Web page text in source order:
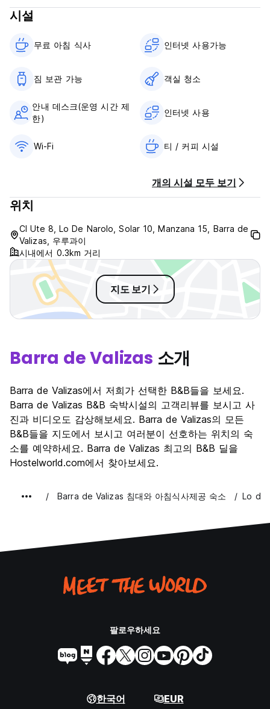
도착 시 현금, 신용카드, 직불카드로 결제하세요. 이 숙박 시설에
서는 도착 전에 카드를 사전 승인할 수 있습니다.
세금이 포함되어 있습니다.
통금 없음.
금연. (Auto-translated from original language)
시설
무료 아침 식사‎ 인터넷 사용가능
짐 보관 가능 객실 청소
안내 데스크(운영 시간 제
한)
인터넷 사용
Wi-Fi 티 / 커피 시설
개의 시설 모두 보기
위치
Cl Ute 8, Lo De Narolo, Solar 10, Manzana 15, Barra de
Valizas, 우루과이
시내에서 0.3km 거리
지도 보기
Barra de Valizas 소개
Barra de Valizas에서 저희가 선택한 B&B들을 보세요.
Barra de Valizas B&B 숙박시설의 고객리뷰를 보시고 사
진과 비디오도 감상해보세요. Barra de Valizas의 모든
B&B들을 지도에서 보시고 여러분이 선호하는 위치의 숙
소를 예약하세요. Barra de Valizas 최고의 B&B 딜을
Hostelworld.com에서 찾아보세요.
Barra de Valizas 침대와 아침식사제공 숙소 Lo de
팔로우하세요
한국어 EUR